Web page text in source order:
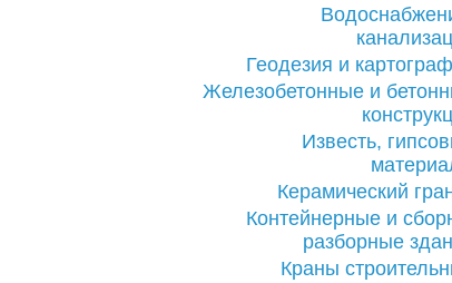
Геодезия и
Железобетонные и
Известь,
Керамический
Контейнерные и
разборные
Краны